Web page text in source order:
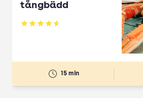
tångbädd
Betyg: 4.6 av 5
15 min